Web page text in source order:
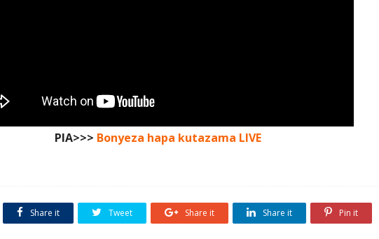
PIA>>> Bonyeza hapa kutazama LIVE
Share it Tweet Share it Share it Pin it